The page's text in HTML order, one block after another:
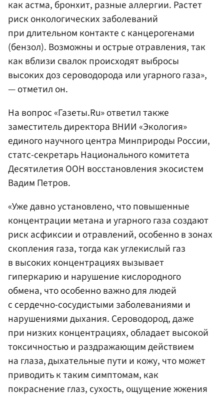
как астма, бронхит, разные аллергии. Растет
риск онкологических заболеваний
при длительном контакте с канцерогенами
(бензол). Возможны и острые отравления, так
как вблизи свалок происходят выбросы
высоких доз сероводорода или угарного газа»,
— отметил он.
На вопрос «Газеты.Ru» ответил также
заместитель директора ВНИИ «Экология»
единого научного центра Минприроды России,
статс-секретарь Национального комитета
Десятилетия ООН восстановления экосистем
Вадим Петров.
«Уже давно установлено, что повышенные
концентрации метана и угарного газа создают
риск асфиксии и отравлений, особенно в зонах
скопления газа, тогда как углекислый газ
в высоких концентрациях вызывает
гиперкарию и нарушение кислородного
обмена, что особенно важно для людей
с сердечно-сосудистыми заболеваниями и
нарушениями дыхания. Сероводород, даже
при низких концентрациях, обладает высокой
токсичностью и раздражающим действием
на глаза, дыхательные пути и кожу, что может
приводить к таким симптомам, как
покраснение глаз, сухость, ощущение жжения